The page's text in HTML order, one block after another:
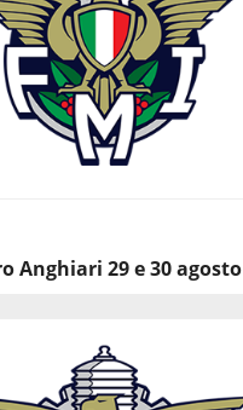
Anghiari 29 e 30 agosto